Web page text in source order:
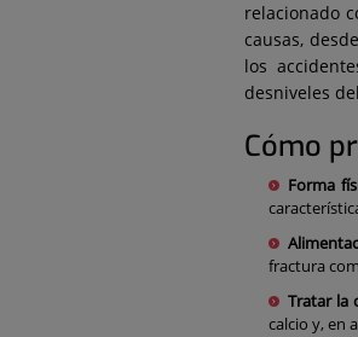
relacionado
causas,
los
desniveles
Cómo
Forma
fractura
Tratar la
calcio y, en